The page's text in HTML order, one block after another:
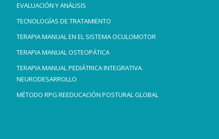
EVALUACIÓN Y ANÁLISIS
TECNOLOGÍAS DE TRATAMIENTO
TERAPIA MANUAL EN EL SISTEMA OCULOMOTOR
TERAPIA MANUAL OSTEOPÁTICA
TERAPIA MANUAL PEDIÁTRICA INTEGRATIVA.
NEURODESARROLLO
MÉTODO RPG REEDUCACIÓN POSTURAL GLOBAL